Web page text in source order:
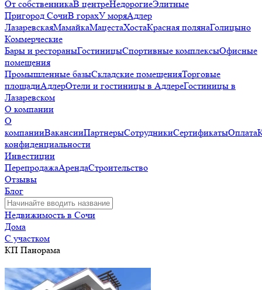
От собственникаВ центреНедорогиеЭлитные
Пригород СочиВ горахУ моряАдлер
ЛазаревскаяМамайкаМацестаХостаКрасная полянаГолицыно
Коммерческие
Бары и рестораныГостиницыСпортивные комплексыОфисные
помещения
Промышленные базыСкладские помещенияТорговые
площадиАдлерОтели и гостиницы в АдлереГостиницы в
Лазаревском
О компании
О
компанииВакансииПартнерыСотрудникиСертификатыОплата
конфиденциальности
Инвестиции
ПерепродажаАрендаСтроительство
Отзывы
Блог
Недвижимость в Сочи
Дома
С участком
КП Панорама